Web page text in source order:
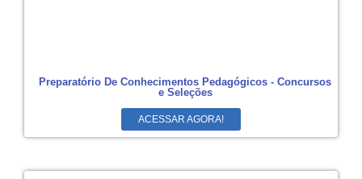
Preparatório De Conhecimentos Pedagógicos - Concursos
e Seleções
ACESSAR AGORA!